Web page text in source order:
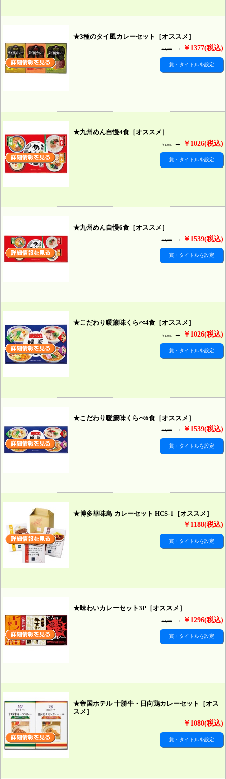
★3種のタイ風カレーセット［オススメ］
￥1,620→ ￥1377(税込)
賞・タイトルを設定
★九州めん自慢4食［オススメ］
￥1,080→ ￥1026(税込)
賞・タイトルを設定
★九州めん自慢6食［オススメ］
￥1,620→ ￥1539(税込)
賞・タイトルを設定
★こだわり暖簾味くらべ4食［オススメ］
￥1,080→ ￥1026(税込)
賞・タイトルを設定
★こだわり暖簾味くらべ6食［オススメ］
￥1,620→ ￥1539(税込)
賞・タイトルを設定
★博多華味鳥 カレーセット HCS-1［オススメ］
￥1188(税込)
賞・タイトルを設定
★味わいカレーセット3P［オススメ］
￥1,620→ ￥1296(税込)
賞・タイトルを設定
★帝国ホテル 十勝牛・日向鶏カレーセット［オス
スメ］
￥1080(税込)
賞・タイトルを設定